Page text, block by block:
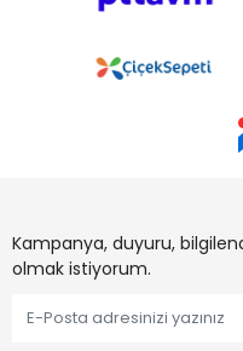
Kampanya, duyuru,
olmak istiyorum.